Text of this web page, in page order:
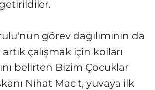
görev dağılımının da
artık çalışmak için kolları
belirten Bizim Çocuklar
Nihat Macit, yuvaya ilk